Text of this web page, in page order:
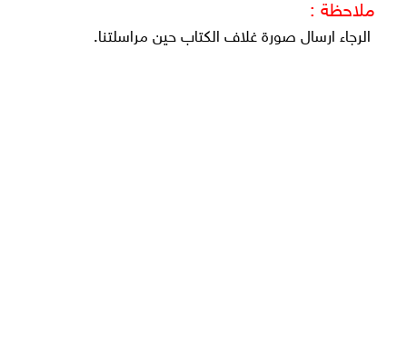
ملاحظة :
الرجاء ارسال صورة غلاف الكتاب حين مراسلتنا.